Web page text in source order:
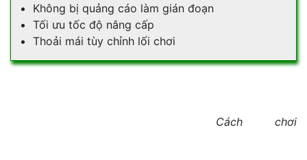
Không bị quảng cáo làm gián đoạn
Tối ưu tốc độ nâng cấp
Thoải mái tùy chỉnh lối chơi
Cách chơi